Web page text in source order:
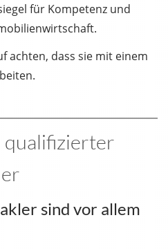
für Kompetenz und
achten, dass sie mit einem
qualifizierter
sind vor allem